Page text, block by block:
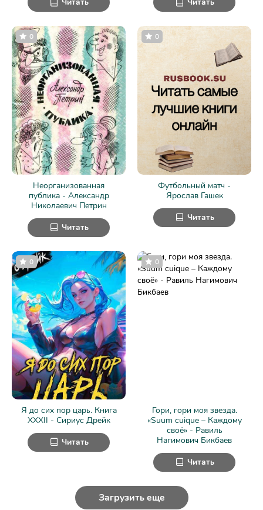
Читать Читать
Неорганизованная
публика - Александр
Николаевич Петрин
0
Читать
Футбольный матч -
Ярослав Гашек
0
Читать
Я до сих пор царь. Книга
XXXII - Сириус Дрейк
0
Читать
Гори, гори моя звезда.
«Suum cuique – Каждому
своё» - Равиль
Нагимович Бикбаев
0
Читать
Загрузить еще